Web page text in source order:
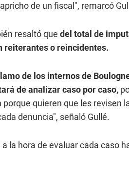
de un fiscal", remarcó
resaltó que del total de
reiterantes o reincidentes.
de los internos de
de analizar caso por caso,
porque quieren que les revisen
denuncia", señaló Gullé.
la hora de evaluar cada caso